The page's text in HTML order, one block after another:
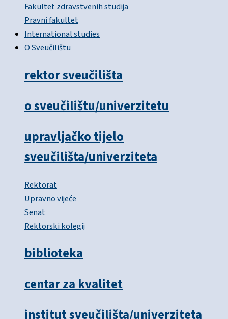
Fakultet zdravstvenih studija
Pravni fakultet
International studies
O Sveučilištu
rektor sveučilišta
o sveučilištu/univerzitetu
upravljačko tijelo
sveučilišta/univerziteta
Rektorat
Upravno vijeće
Senat
Rektorski kolegij
biblioteka
centar za kvalitet
institut sveučilišta/univerziteta